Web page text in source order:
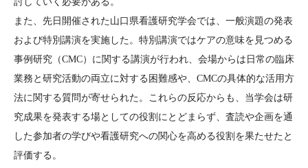
また、先日開催された山口県看護研究学会では、一般演題の発表
および特別講演を実施した。特別講演ではケアの意味を見つめる
事例研究（CMC）に関する講演が行われ、会場からは日常の臨床
業務と研究活動の両立に対する困難感や、CMCの具体的な活用方
法に関する質問が寄せられた。これらの反応からも、当学会は研
究成果を発表する場としての役割にとどまらず、査読や企画を通
した参加者の学びや看護研究への関心を高める役割を果たせたと
評価する。